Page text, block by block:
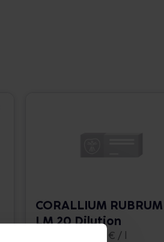
CORALLIUM RUBRUM
LM 20 Dilution
10 ml • 1.662,00 € / l